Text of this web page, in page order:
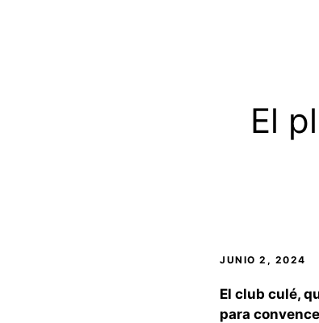
El
JUNIO 2, 2024
El club culé,
para